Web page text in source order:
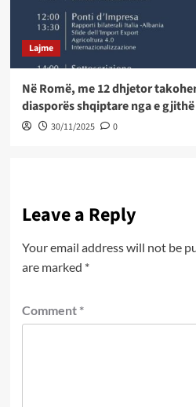
Lajme
Në Romë, me 12 dhjetor
diasporës shqiptare nga e
30/11/2025 0
Leave a Reply
Your email address will not be
are marked *
Comment *